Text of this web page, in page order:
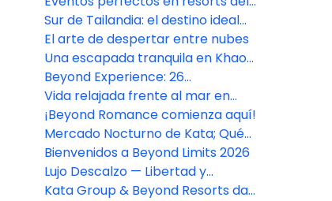
sur de Tailandia
sur de Tailandia
Sur de Tailandia: el destino ideal
para todo tipo de viajero
El arte de despertar entre nubes
Una escapada tranquila en Khao
Lak, Phang Nga
Beyond Experience: 26
actividades para transformar tu
"escapada" en un "viaje"
inolvidable
Vida relajada frente al mar en
Beyond Kata
¡Beyond Romance comienza aquí!
Mercado Nocturno de Kata; Qué
comer, comprar y ver en el
mercado más vibrante de Phuket
Bienvenidos a Beyond Limits 2026
Lujo Descalzo — Libertad y
Elegancia a la Orilla del Mar
Kata Group & Beyond Resorts dan